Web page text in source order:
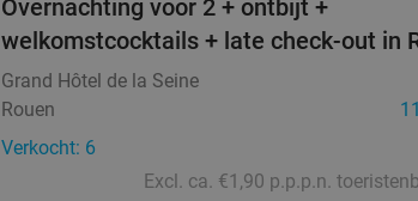
Overnachting voor 2 + ontbijt +
welkomstcocktails + late check-out in
Grand Hôtel de la Seine
Rouen
Verkocht: 6
Excl. ca. €1,90 p.p.p.n.